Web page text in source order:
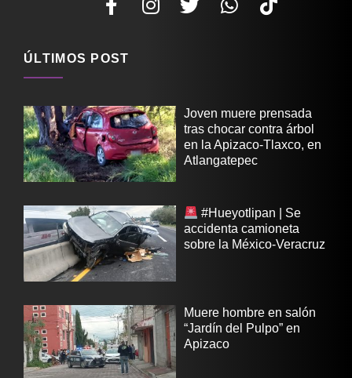
ÚLTIMOS POST
Joven muere prensada
tras chocar contra árbol
en la Apizaco-Tlaxco, en
Atlangatepec
#Hueyotlipan | Se
accidenta camioneta
sobre la México-Veracruz
Muere hombre en salón
“Jardín del Pulpo” en
Apizaco